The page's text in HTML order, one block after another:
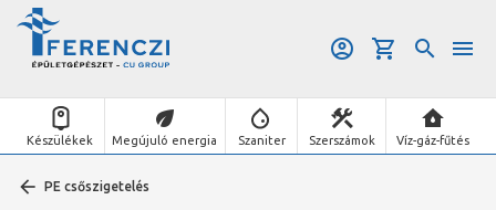
Készülékek Megújuló energia Szaniter Szerszámok Víz-gáz-fűtés
PE csőszigetelés